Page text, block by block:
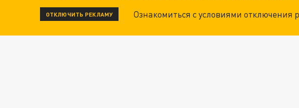
ОТКЛЮЧИТЬ РЕКЛАМУ Ознакомиться с условиями